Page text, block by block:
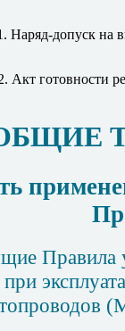
допуск на
готовности
Правила